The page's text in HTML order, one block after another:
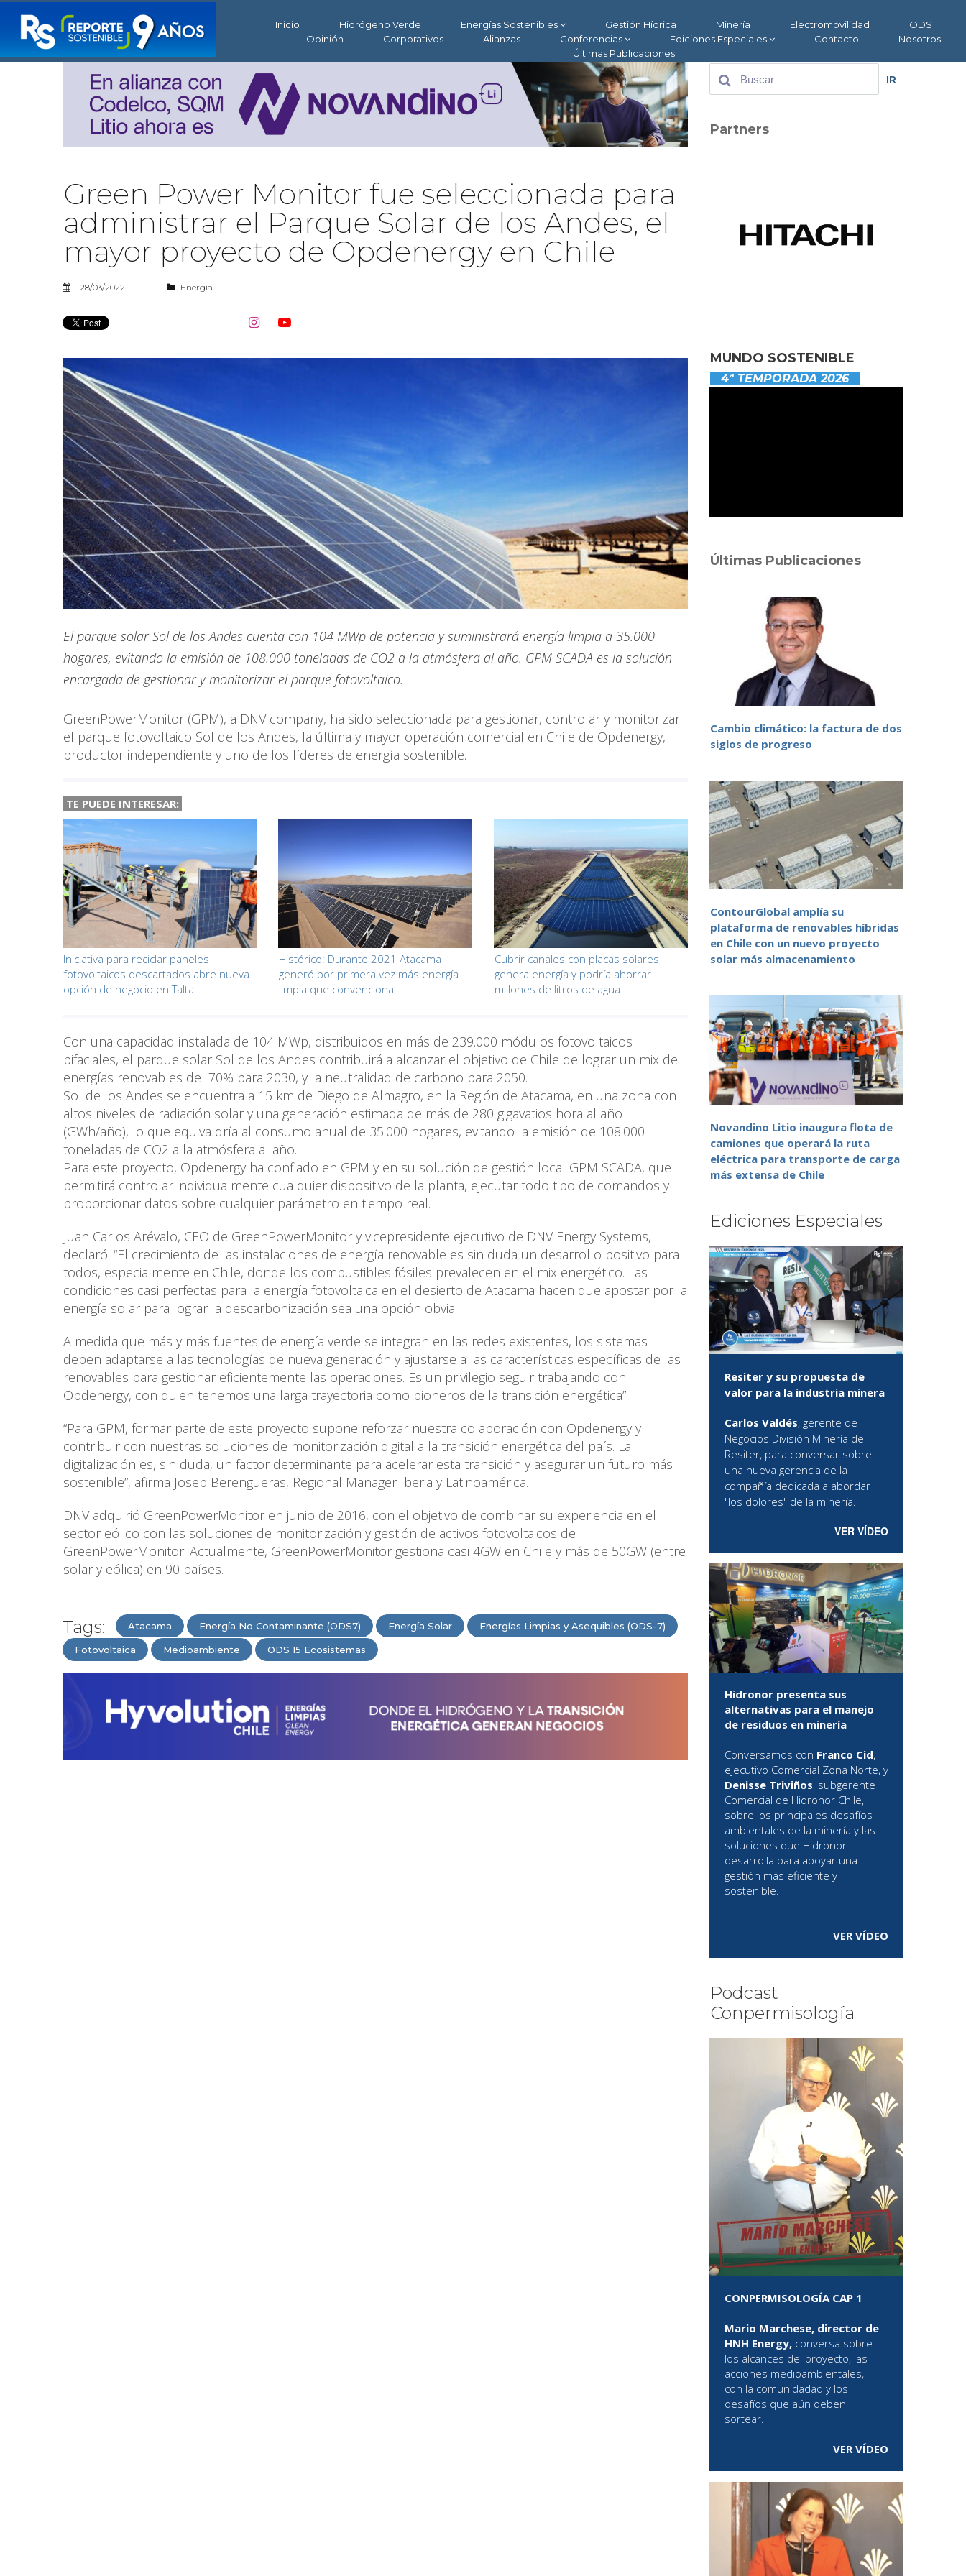
Inicio Hidrógeno Verde Energías Sostenibles Gestión Hídrica Minería Electromovilidad
ODS
Opinión
Corporativos Alianzas Conferencias Ediciones Especiales Contacto
Nosotros
Últimas Publicaciones
Green Power Monitor fue seleccionada para
administrar el Parque Solar de los Andes, el
mayor proyecto de Opdenergy en Chile
28/03/2022 Energía
 
El parque solar Sol de los Andes cuenta con 104 MWp de potencia y suministrará energía limpia a 35.000
hogares, evitando la emisión de 108.000 toneladas de CO2 a la atmósfera al año. GPM SCADA es la solución
encargada de gestionar y monitorizar el parque fotovoltaico.
GreenPowerMonitor (GPM), a DNV company, ha sido seleccionada para gestionar, controlar y monitorizar
el parque fotovoltaico Sol de los Andes, la última y mayor operación comercial en Chile de Opdenergy,
productor independiente y uno de los líderes de energía sostenible.
TE PUEDE INTERESAR:
Iniciativa para reciclar paneles
fotovoltaicos descartados abre nueva
opción de negocio en Taltal
Histórico: Durante 2021 Atacama
generó por primera vez más energía
limpia que convencional
Cubrir canales con placas solares
genera energía y podría ahorrar
millones de litros de agua
Con una capacidad instalada de 104 MWp, distribuidos en más de 239.000 módulos fotovoltaicos
bifaciales, el parque solar Sol de los Andes contribuirá a alcanzar el objetivo de Chile de lograr un mix de
energías renovables del 70% para 2030, y la neutralidad de carbono para 2050.
Sol de los Andes se encuentra a 15 km de Diego de Almagro, en la Región de Atacama, en una zona con
altos niveles de radiación solar y una generación estimada de más de 280 gigavatios hora al año
(GWh/año), lo que equivaldría al consumo anual de 35.000 hogares, evitando la emisión de 108.000
toneladas de CO2 a la atmósfera al año.
Para este proyecto, Opdenergy ha confiado en GPM y en su solución de gestión local GPM SCADA, que
permitirá controlar individualmente cualquier dispositivo de la planta, ejecutar todo tipo de comandos y
proporcionar datos sobre cualquier parámetro en tiempo real.
Juan Carlos Arévalo, CEO de GreenPowerMonitor y vicepresidente ejecutivo de DNV Energy Systems,
declaró: “El crecimiento de las instalaciones de energía renovable es sin duda un desarrollo positivo para
todos, especialmente en Chile, donde los combustibles fósiles prevalecen en el mix energético. Las
condiciones casi perfectas para la energía fotovoltaica en el desierto de Atacama hacen que apostar por la
energía solar para lograr la descarbonización sea una opción obvia.
A medida que más y más fuentes de energía verde se integran en las redes existentes, los sistemas
deben adaptarse a las tecnologías de nueva generación y ajustarse a las características específicas de las
renovables para gestionar eficientemente las operaciones. Es un privilegio seguir trabajando con
Opdenergy, con quien tenemos una larga trayectoria como pioneros de la transición energética”.
“Para GPM, formar parte de este proyecto supone reforzar nuestra colaboración con Opdenergy y
contribuir con nuestras soluciones de monitorización digital a la transición energética del país. La
digitalización es, sin duda, un factor determinante para acelerar esta transición y asegurar un futuro más
sostenible”, afirma Josep Berengueras, Regional Manager Iberia y Latinoamérica.
DNV adquirió GreenPowerMonitor en junio de 2016, con el objetivo de combinar su experiencia en el
sector eólico con las soluciones de monitorización y gestión de activos fotovoltaicos de
GreenPowerMonitor. Actualmente, GreenPowerMonitor gestiona casi 4GW en Chile y más de 50GW (entre
solar y eólica) en 90 países.
Tags: Atacama Energía No Contaminante (ODS7) Energía Solar Energías Limpias y Asequibles (ODS-7)
Fotovoltaica Medioambiente ODS 15 Ecosistemas
IR
Partners
MUNDO SOSTENIBLE
4ª TEMPORADA 2026
Últimas Publicaciones
Cambio climático: la factura de dos
siglos de progreso
ContourGlobal amplía su
plataforma de renovables híbridas
en Chile con un nuevo proyecto
solar más almacenamiento
Novandino Litio inaugura flota de
camiones que operará la ruta
eléctrica para transporte de carga
más extensa de Chile
Ediciones Especiales
Resiter y su propuesta de
valor para la industria minera
Carlos Valdés, gerente de
Negocios División Minería de
Resiter, para conversar sobre
una nueva gerencia de la
compañía dedicada a abordar
"los dolores" de la minería.
VER VÍDEO
Hidronor presenta sus
alternativas para el manejo
de residuos en minería
Conversamos con Franco Cid,
ejecutivo Comercial Zona Norte, y
Denisse Triviños, subgerente
Comercial de Hidronor Chile,
sobre los principales desafíos
ambientales de la minería y las
soluciones que Hidronor
desarrolla para apoyar una
gestión más eficiente y
sostenible.
VER VÍDEO
Podcast
Conpermisología
CONPERMISOLOGÍA CAP 1
Mario Marchese, director de
HNH Energy, conversa sobre
los alcances del proyecto, las
acciones medioambientales,
con la comunidadad y los
desafíos que aún deben
sortear.
VER VÍDEO